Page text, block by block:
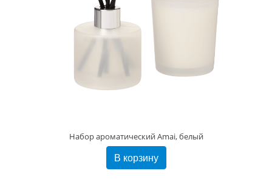
Набор ароматический Amai, белый
В корзину